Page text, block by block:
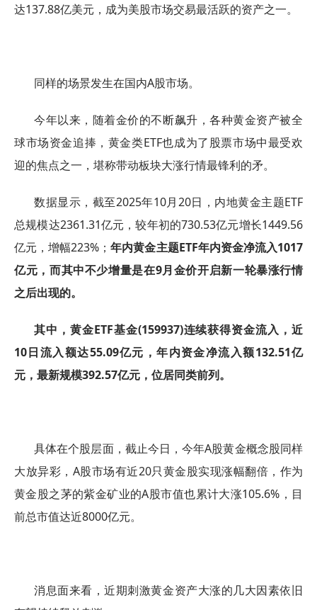
达137.88亿美元，成为美股市场交易最活跃的资产之一。
同样的场景发生在国内A股市场。
今年以来，随着金价的不断飙升，各种黄金资产被全
球市场资金追捧，黄金类ETF也成为了股票市场中最受欢
迎的焦点之一，堪称带动板块大涨行情最锋利的矛。
数据显示，截至2025年10月20日，内地黄金主题ETF
总规模达2361.31亿元，较年初的730.53亿元增长1449.56
亿元，增幅223%；年内黄金主题ETF年内资金净流入1017
亿元，而其中不少增量是在9月金价开启新一轮暴涨行情
之后出现的。
其中，黄金ETF基金(159937)连续获得资金流入，近
10日流入额达55.09亿元，年内资金净流入额132.51亿
元，最新规模392.57亿元，位居同类前列。
具体在个股层面，截止今日，今年A股黄金概念股同样
大放异彩，A股市场有近20只黄金股实现涨幅翻倍，作为
黄金股之茅的紫金矿业的A股市值也累计大涨105.6%，目
前总市值达近8000亿元。
消息面来看，近期刺激黄金资产大涨的几大因素依旧